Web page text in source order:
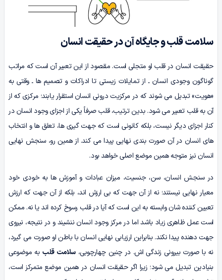
سلامت قلب و جایگاه آن در حقیقت انسان
حقیقت انسان در قلب او متجلی است. مقصود از این تعبیر آن است که مراتب
گوناگون وجودی انسان ـ از تمایلات زیستی تا ادراکات و تصمیم ها ـ وقتی به
«هویت» تبدیل می شوند که در مرکزیت درونی انسان استقرار یابند؛ مرکزی که از
آن به قلب تعبیر می شود. بدین ترتیب، قلب صرفاً یکی از اجزای وجود انسان در
کنار اجزای دیگر نیست، بلکه کانونی است که جهت گیری ها، تعلق ها و انتخاب
های انسان در آن صورت بندی نهایی پیدا می کند. از همین رو، سنجش نهایی
انسان نیز متوجه همین موضع اصلی خواهد بود.
در سنجش انسان، سن، جنسیت، میزان عبادات و آموزش ها به خودی خود
معیار نهایی نیستند؛ نه از آن جهت که بی ارزش اند، بلکه از آن جهت که ارزش
تعیین کننده شان وابسته به این است که آیا در قلب رسوخ کرده اند یا نه. ممکن
است عمل ظاهری زیاد باشد اما در مرکز وجود انسان ننشیند و در نتیجه، نیروی
جهت دهنده پیدا نکند. بنابراین ارزیابی نهایی انسان با باطن او صورت می گیرد،
نه با صورت بیرونی زندگی اش. در چنین چهارچوبی،سلامت قلب به موضوعی
بنیادین تبدیل می شود؛ زیرا اگر حقیقت انسان در همین موضع متمرکز است،